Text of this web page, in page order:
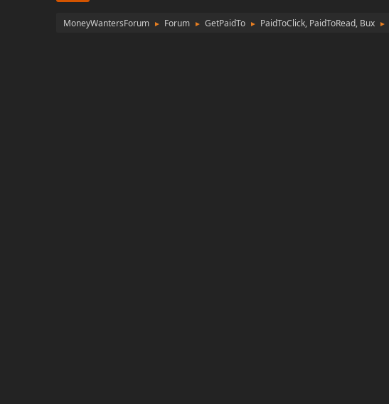
MoneyWantersForum ► Forum ► GetPaidTo ► PaidToClick, PaidToRead, Bux ►